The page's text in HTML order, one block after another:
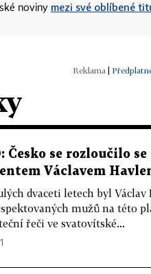
noviny mezi své oblíbené
Česko se rozloučilo
Václavem
dvaceti letech byl Václav
mužů na této
řeči ve svatovítské...